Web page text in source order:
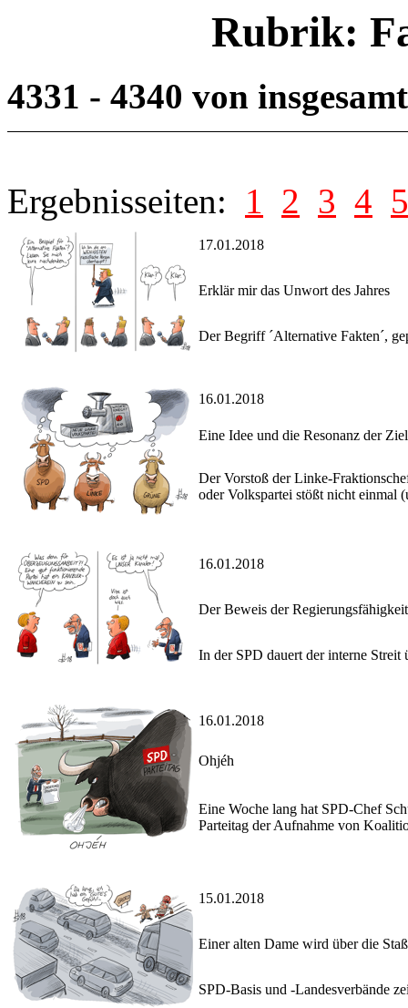
Rubrik:
4331 - 4340 von
Ergebnisseiten: 1 2 3 4 5
17.01.2018
Erklär mir das Unwort des Jahres
Der Begriff ´Alternative Fakten´,
16.01.2018
Eine Idee und die Resonanz der
Der Vorstoß der Linke-
oder Volkspartei stößt nicht einmal
16.01.2018
Der Beweis der Regierungsfähigkeit
In der SPD dauert der interne Streit
16.01.2018
Ohjéh
Eine Woche lang hat SPD-Chef
Parteitag der Aufnahme von
15.01.2018
Einer alten Dame wird über die
SPD-Basis und -Landesverbände